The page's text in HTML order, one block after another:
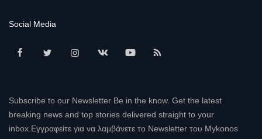
Social Media
Subscribe to our Newsletter Be in the know. Get the latest
breaking news and top stories delivered straight to your
inbox.Εγγραφείτε για να λαμβάνετε το Newsletter του Mykonos